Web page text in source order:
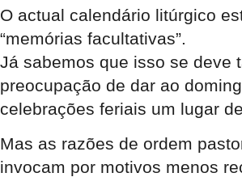
O actual calendário litúrgico
“memórias facultativas”.
Já sabemos que isso se deve
preocupação de dar ao
celebrações feriais um lugar
Mas as razões de ordem
invocam por motivos menos